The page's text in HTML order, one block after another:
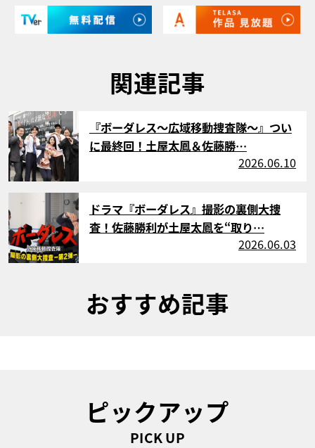
関連記事
『ボーダレス～広域移動捜査隊～』つい
に最終回！土屋太鳳＆佐藤勝…
2026.06.10
サムネイル
ドラマ『ボーダレス』撮影の裏側大捜
査！佐藤勝利が土屋太鳳を“取り…
2026.06.03
おすすめ記事
ピックアップ
PICK UP